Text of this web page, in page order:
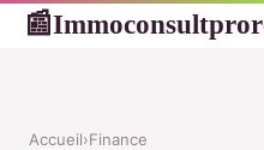
📰
Accueil›Finance